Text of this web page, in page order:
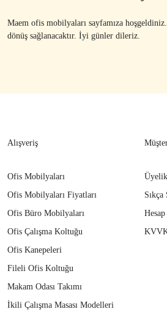
Maem ofis mobilyaları sayfamıza
dönüş sağlanacaktır. İyi günler dileriz.
Alışveriş
Ofis Mobilyaları
Ofis Mobilyaları Fiyatları
Ofis Büro Mobilyaları
Ofis Çalışma Koltuğu
Ofis Kanepeleri
Fileli Ofis Koltuğu
Makam Odası Takımı
İkili Çalışma Masası Modelleri